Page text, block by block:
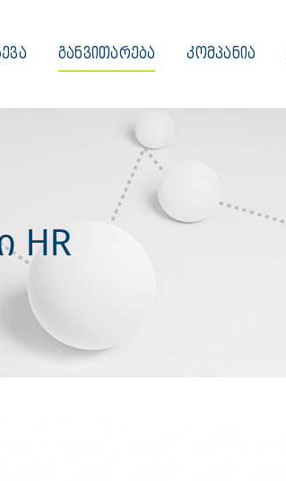
ᲒᲐᲜᲕᲘᲗᲐᲠᲔᲑᲐ ᲙᲝᲛᲞᲐᲜᲘᲐ
HR